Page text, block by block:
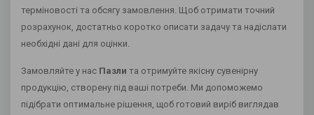
терміновості та обсягу замовлення. Щоб отримати точний
розрахунок, достатньо коротко описати задачу та надіслати
необхідні дані для оцінки.
Замовляйте у нас Пазли та отримуйте якісну сувенірну
продукцію, створену під ваші потреби. Ми допоможемо
підібрати оптимальне рішення, щоб готовий виріб виглядав